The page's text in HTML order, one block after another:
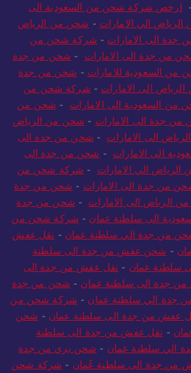
- ارخص شركة شحن من السعودية الى
الي الامارات - شحن من الرياض
جدة الى الامارات - شركة شحن من
من جدة الى الامارات - شحن من جدة
السعودية للامارات - شحن من جدة
الى الامارات - شركة شحن من
من السعودية الى الامارات - شحن من
جدة الى الامارات - شحن من الرياض
الى الامارات - شحن من جدة الى
الى الامارات - شحن من جدة الى
الي الامارات - شركة شحن من
من جدة الى الامارات - شحن من جدة
الرياض الى الامارات - شحن من جدة
الى سلطنة عمان - شركة شحن من
من جدة الي سلطنة عمان - نقل عفش
- شحن عفش من جدة الى سلطنة
سلطنة عمان - نقل عفش من جدة الى
جدة الى سلطنة عمان - شحن من جدة
جدة الي سلطنة عمان - شركة شحن من
عفش من جدة الى سلطنة عمان - شحن
- نقل عفش من جدة الى سلطنة
الي سلطنة عمان - شحن بري من جدة
من جدة الى سلطنة عُمان - شركة شحن